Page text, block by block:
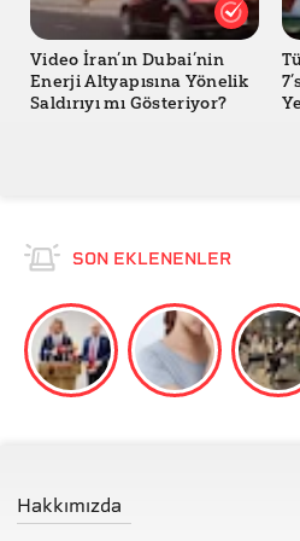
Video İran’ın Dubai’nin
Enerji Altyapısına Yönelik
Saldırıyı mı Gösteriyor?
SON EKLENENLER
Hakkımızda